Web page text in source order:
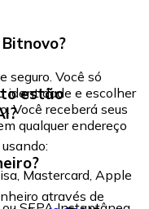
seguro. Você só
identidade e escolher
Você receberá seus
qualquer endereço
estão
Mastercard, Apple
através de